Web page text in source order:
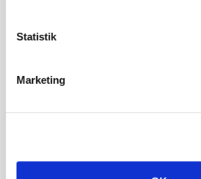
Statistik
Marketing
ARRANGEMENT
Loading...